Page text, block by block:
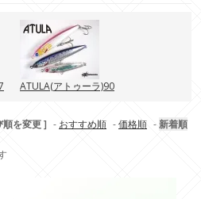
ATULA(アトゥーラ)90
順を変更 ] - おすすめ順 -価格順 -新着順